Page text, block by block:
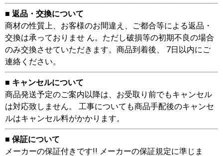
■ 返品・交換について
商材の性質上、お客様のお間違え、ご都合等による返品・
交換は承っておりませ ん。ただし破損等の初期不良の場合
のみ交換させていただきます。商品到着後、 7日以内にご
連絡ください。
■ キャンセルについて
商品発送予定のご案内以降は、お受取り前でもキャンセル
は対応致しません。 工事についても商品手配後のキャンセ
ルはキャンセル料がかかります。
■ 保証について
メーカーの保証付きです!! メーカーの保証規定に準じま